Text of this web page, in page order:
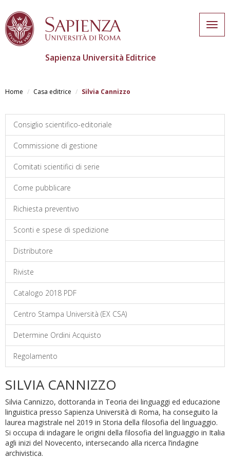
contenuto
Sapienza Università Editrice
Home Casa editrice Silvia Cannizzo
Consiglio scientifico-editoriale
Commissione di gestione
Comitati scientifici di serie
Come pubblicare
Richiesta preventivo
Sconti e spese di spedizione
Distributore
Riviste
Catalogo 2018 PDF
Centro Stampa Università (EX CSA)
Determine Ordini Acquisto
Regolamento
SILVIA CANNIZZO
Silvia Cannizzo, dottoranda in Teoria dei linguaggi ed educazione
linguistica presso Sapienza Università di Roma, ha conseguito la
laurea magistrale nel 2019 in Storia della filosofia del linguaggio.
Si occupa di indagare le origini della filosofia del linguaggio in Italia
agli inizi del Novecento, intersecando alla ricerca l’indagine
archivistica.